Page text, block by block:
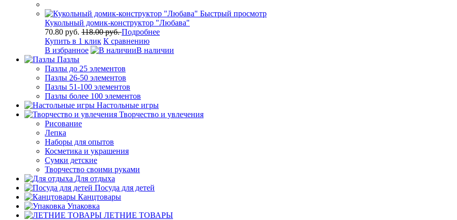
Быстрый просмотр
Кукольный домик-конструктор "Любава"
70.80 руб. 118.00 руб.Подробнее
Купить в 1 клик К сравнению
В избранное
В наличии
Пазлы
Пазлы до 25 элементов
Пазлы 26-50 элементов
Пазлы 51-100 элементов
Пазлы более 100 элементов
Настольные игры
Творчество и увлечения
Рисование
Лепка
Наборы для опытов
Косметика и украшения
Сумки детские
Творчество своими руками
Для отдыха
Посуда для детей
Канцтовары
Упаковка
ЛЕТНИЕ ТОВАРЫ